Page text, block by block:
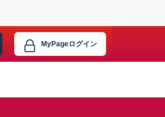
MyPageログイン